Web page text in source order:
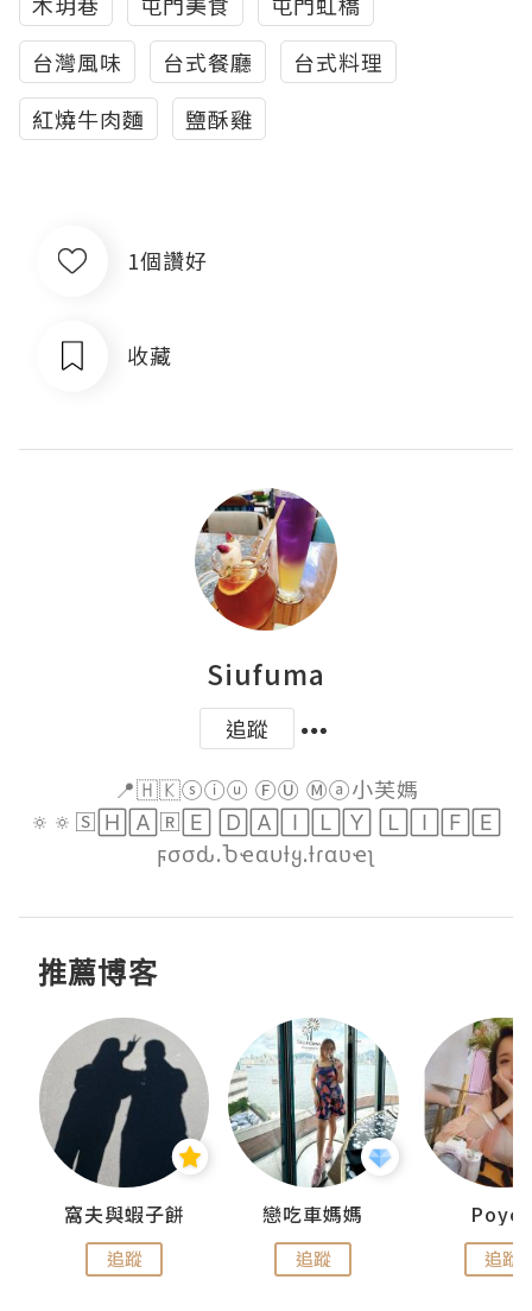
台灣風味
台式餐廳
台式料理
紅燒牛肉麵
鹽酥雞
1個讚好
收藏
Siufuma
追蹤
📍🇭🇰ⓢⓘⓤ ⒻⓊ Ⓜⓐ小芙媽
🔅🔅🅂🄷🄰🅁🄴 🄳🄰🄸🄻🅈 🄻🄸🄵🄴
ϝσσԃ.Ⴆҽαυƚყ.ƚɾαʋҽʅ
推薦博客
窩夫與蝦子餅
追蹤
戀吃車媽媽
追蹤 追蹤